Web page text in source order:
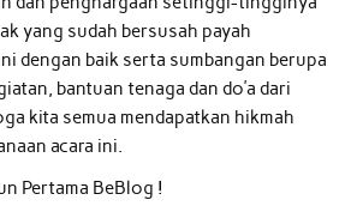
yang sudah bersusah payah
dengan baik serta sumbangan berupa
bantuan tenaga dan do’a dari
kita semua mendapatkan hikmah
acara ini.
Pertama BeBlog !